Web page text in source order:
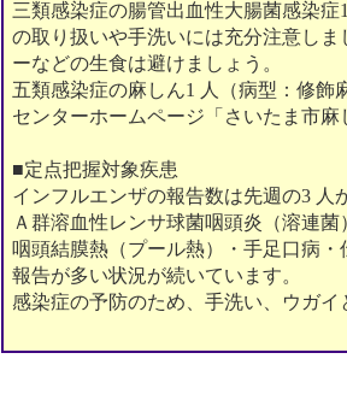
三類感染症の腸管出血性大腸菌感染
の取り扱いや手洗いには充分注意し
ーなどの生食は避けましょう。
五類感染症の麻しん1 人（病型：修飾
センターホームページ「さいたま市麻
■定点把握対象疾患
インフルエンザの報告数は先週の3 人
Ａ群溶血性レンサ球菌咽頭炎（溶連菌
咽頭結膜熱（プール熱）・手足口病
報告が多い状況が続いています。
感染症の予防のため、手洗い、ウガイ